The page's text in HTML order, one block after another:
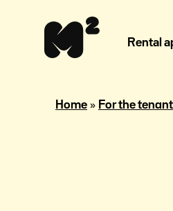
content
visually
Rental
Home » For the tenant